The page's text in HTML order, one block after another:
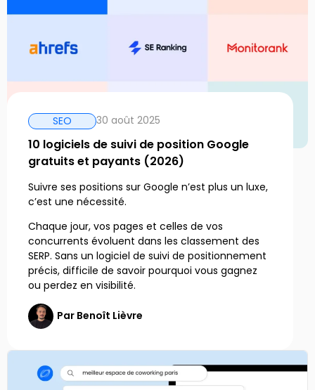
SEO 30 août 2025
10 logiciels de suivi de position Google
gratuits et payants (2026)
Suivre ses positions sur Google n’est plus un luxe,
c’est une nécessité.
Chaque jour, vos pages et celles de vos
concurrents évoluent dans les classement des
SERP. Sans un logiciel de suivi de positionnement
précis, difficile de savoir pourquoi vous gagnez
ou perdez en visibilité.
Par Benoît Lièvre